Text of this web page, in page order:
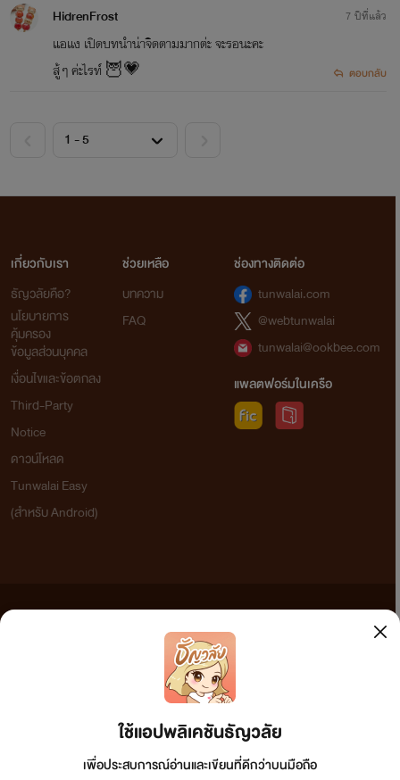
HidrenFrost
แอแง เปิดบทนำน่าจิดตามมากต่ะ จะรอนะคะ
สู้ๆ ค่ะไรท์ 🦉💗
7 ปีที่แล้ว
ตอบกลับ
ใช้แอปพลิเคชันธัญวลัย
เพื่อประสบการณ์อ่านและเขียนที่ดีกว่าบนมือถือ
เกี่ยวกับเรา
ธัญวลัยคือ?
นโยบายการ
คุ้มครอง
ข้อมูลส่วนบุคคล
เงื่อนไขและข้อตกลง
Third-Party
Notice
ดาวน์โหลด
Tunwalai Easy
(สำหรับ Android)
ช่วยเหลือ
บทความ
FAQ
ช่องทางติดต่อ
tunwalai.com
@webtunwalai
tunwalai@ookbee.com
แพลตฟอร์มในเครือ
เว็บไซต์แห่งนี้ไม่ได้เห็นด้วยและไม่ขอรับผิดชอบต่อข้อความใดๆ ทั้งสิ้น ดังนั้นผู้อ่านทุกท่านโปรดใช้
วิจารณญาณในการกลั่นกรองด้วยตนเอง และหากท่านพบข้อความใดๆ ที่ขัดต่อกฎหมายและศีลธรรม
กรุณาแจ้งมาที่ tunwalai@ookbee.com เพื่อทีมงานจะได้ดำเนินการในทันที ทั้งนี้ ทางเว็บไซต์ขอสงวน
ลิขสิทธิ์ตามพระราชบัญญัติลิขสิทธิ์ (ฉบับเพิ่มเติม) พ.ศ.2558